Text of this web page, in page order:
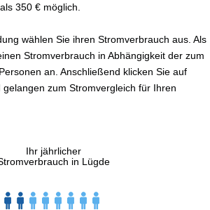
350 € möglich.
wählen Sie ihren Stromverbrauch aus. Als
Stromverbrauch in Abhängigkeit der zum
an. Anschließend klicken Sie auf
zum Stromvergleich für Ihren
Ihr jährlicher
in Lügde